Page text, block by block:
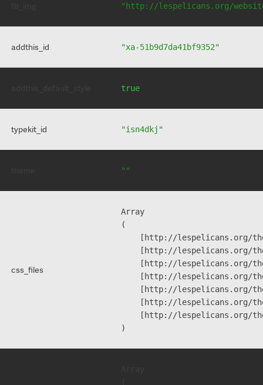
"http://lespelicans.org/
addthis_id "xa-51b9d7da41bf9352"
true
typekit_id "isn4dkj"
""
css_files
Array
(
[http://lespelicans.org/
[http://lespelicans.org/
[http://lespelicans.org/
[http://lespelicans.org/
[http://lespelicans.org/
[http://lespelicans.org/
[http://lespelicans.org/